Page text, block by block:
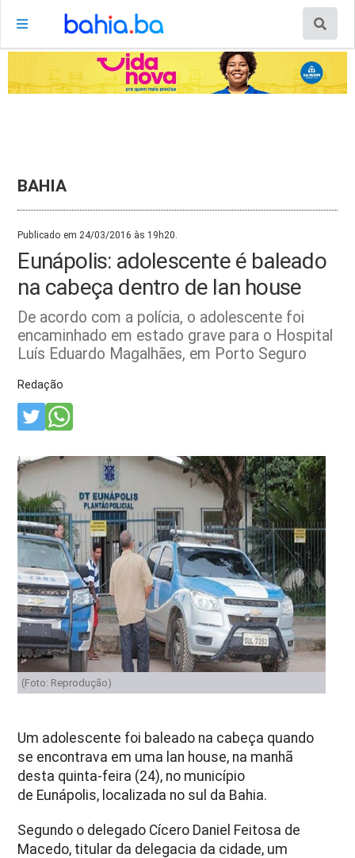
BAHIA
Publicado em 24/03/2016 às 19h20.
Eunápolis: adolescente é baleado
na cabeça dentro de lan house
De acordo com a polícia, o adolescente foi
encaminhado em estado grave para o Hospital
Luís Eduardo Magalhães, em Porto Seguro
Redação
(Foto: Reprodução)
Um adolescente foi baleado na cabeça quando
se encontrava em uma lan house, na manhã
desta quinta-feira (24), no município
de Eunápolis, localizada no sul da Bahia.
Segundo o delegado Cícero Daniel Feitosa de
Macedo, titular da delegacia da cidade, um